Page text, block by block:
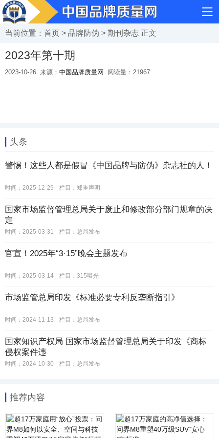
当前位置： 首页 > 品牌防伪 > 期刊杂志 正文
2023年第十期
2023-10-26 来源： 中国品牌质量网 阅读量： 21967
头条
警惕！这些人都是假冒《中国品牌与防伪》杂志社的人！
时间：2025-12-29 栏目： 郑重声明
国家市场监督管理总局关于废止和修改部分部门规章的决
定
时间：2025-03-31 栏目： 总局发布
官宣！2025年“3·15”晚会主题发布
时间：2025-03-14 栏目： 315曝光
市场监管总局印发《标准必要专利反垄断指引》
时间：2024-11-13 栏目： 总局发布
国家知识产权局 国家市场监督管理总局关于印发《商标
侵权案件违
时间：2024-10-30 栏目： 总局发布
推荐内容